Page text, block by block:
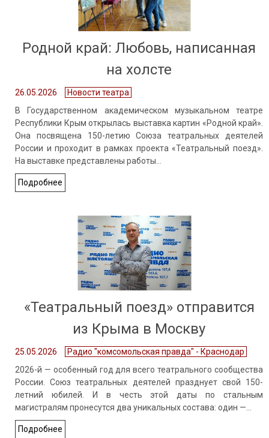
Родной край: Любовь, написанная
на холсте
26.05.2026
Новости театра
В Государственном академическом музыкальном театре
Республики Крым открылась выставка картин «Родной край».
Она посвящена 150-летию Союза театральных деятелей
России и проходит в рамках проекта «Театральный поезд».
На выставке представлены работы…
Подробнее
«Театральный поезд» отправится
из Крыма в Москву
25.05.2026
Радио "комсомольская правда" - Краснодар
2026-й — особенный год для всего театрального сообщества
России. Союз театральных деятелей празднует свой 150-
летний юбилей. И в честь этой даты по стальным
магистралям пронесутся два уникальных состава: один —…
Подробнее